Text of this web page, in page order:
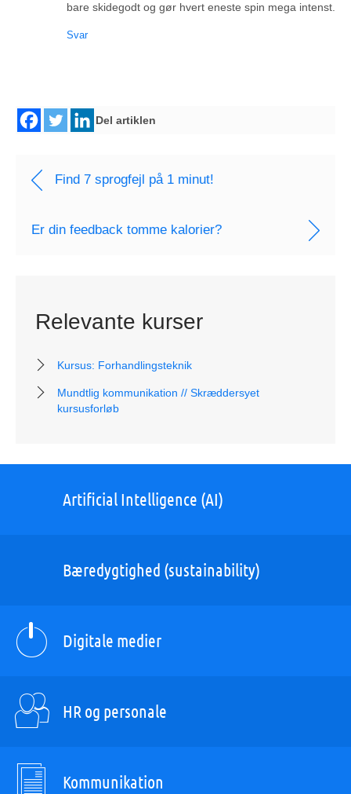
bare skidegodt og gør hvert eneste spin mega intenst.
Svar
Del artiklen
Find 7 sprogfejl på 1 minut!
Er din feedback tomme kalorier?
Relevante kurser
Kursus: Forhandlingsteknik
Mundtlig kommunikation // Skræddersyet
kursusforløb
Artificial Intelligence (AI)
Bæredygtighed (sustainability)
Digitale medier
HR og personale
Kommunikation